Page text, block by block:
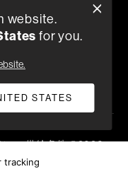
ンス供給条件©2026
無断転載を禁
website.
for you.
STATES
tracking